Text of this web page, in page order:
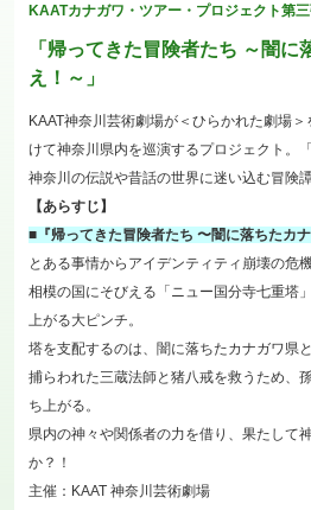
KAATカナガワ・ツアー・プロジェクト第
「帰ってきた冒険者たち ～闇に
え！～」
KAAT神奈川芸術劇場が＜ひらかれた劇場
けて神奈川県内を巡演するプロジェクト。
神奈川の伝説や昔話の世界に迷い込む冒険譚
【あらすじ】
■『帰ってきた冒険者たち 〜闇に落ちたカナ
とある事情からアイデンティティ崩壊の危
相模の国にそびえる「ニュー国分寺七重塔
上がる大ピンチ。
塔を支配するのは、闇に落ちたカナガワ県と
捕らわれた三蔵法師と猪八戒を救うため、
ち上がる。
県内の神々や関係者の力を借り、果たして
か？！
主催：KAAT 神奈川芸術劇場